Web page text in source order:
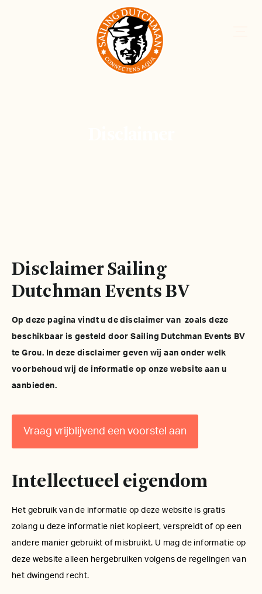
Disclaimer Sailing
Dutchman Events BV
Op deze pagina vindt u de disclaimer van zoals deze
beschikbaar is gesteld door Sailing Dutchman Events BV
te Grou. In deze disclaimer geven wij aan onder welk
voorbehoud wij de informatie op onze website aan u
aanbieden.
Vraag vrijblijvend een voorstel aan
Intellectueel eigendom
Het gebruik van de informatie op deze website is gratis
zolang u deze informatie niet kopieert, verspreidt of op een
andere manier gebruikt of misbruikt. U mag de informatie op
deze website alleen hergebruiken volgens de regelingen van
het dwingend recht.